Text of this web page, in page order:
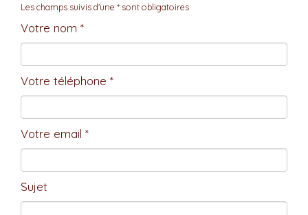
Les champs suivis d'une * sont obligatoires
Votre nom *
Votre téléphone *
Votre email *
Sujet